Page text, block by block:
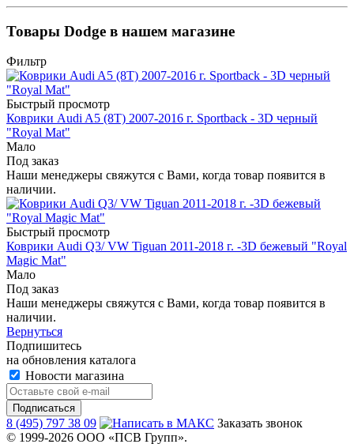
Товары Dodge в нашем магазине
Фильтр
Быстрый просмотр
Коврики Audi A5 (8T) 2007-2016 г. Sportback - 3D черный
"Royal Mat"
Мало
Под заказ
Наши менеджеры свяжутся с Вами, когда товар появится в
наличии.
Быстрый просмотр
Коврики Audi Q3/ VW Tiguan 2011-2018 г. -3D бежевый "Royal
Magic Mat"
Мало
Под заказ
Наши менеджеры свяжутся с Вами, когда товар появится в
наличии.
Вернуться
Подпишитесь
на обновления каталога
Новости магазина
8 (495) 797 38 09
Заказать звонок
© 1999-2026 ООО «ПСВ Групп».